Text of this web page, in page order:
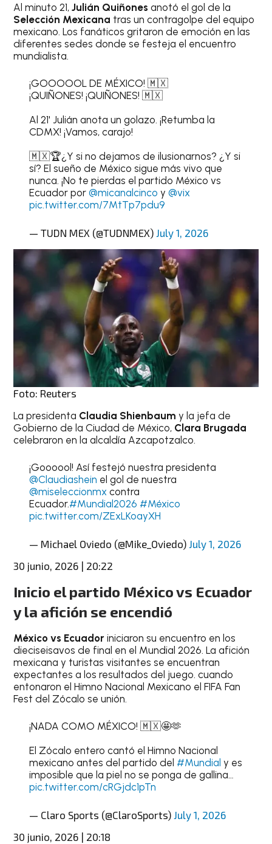
Al minuto 21,Julián Quiñones anotó el gol de la
Selección Mexicana tras un contragolpe del equipo
mexicano. Los fanáticos gritaron de emoción en las
diferentes sedes donde se festeja el encuentro
mundialista.
¡GOOOOOL DE MÉXICO! 🇲🇽
¡QUIÑONES! ¡QUIÑONES! 🇲🇽
Al 21' Julián anota un golazo. ¡Retumba la
CDMX! ¡Vamos, carajo!
🇲🇽🏆¿Y si no dejamos de ilusionarnos? ¿Y si
sí? El sueño de México sigue más vivo que
nunca. ¡No te pierdas el partido México vs
Ecuador por @micanalcinco y @vix
pic.twitter.com/7MtTp7pdu9
— TUDN MEX (@TUDNMEX) July 1, 2026
Foto: Reuters
La presidenta Claudia Shienbaum y la jefa de
Gobierno de la Ciudad de México, Clara Brugada
celebraron en la alcaldía Azcapotzalco.
¡Goooool! Así festejó nuestra presidenta
@Claudiashein el gol de nuestra
@miseleccionmxcontra
Ecuador.#Mundial2026 #México
pic.twitter.com/ZExLKoayXH
— Michael Oviedo (@Mike_Oviedo) July 1, 2026
30 junio, 2026 | 20:22
Inicio el partido México vs Ecuador
y la afición se encendió
México vs Ecuador iniciaron su encuentro en los
dieciseisavos de final en el Mundial 2026. La afición
mexicana y turistas visitantes se encuentran
expectantes a los resultados del juego. cuando
entonaron el Himno Nacional Mexicano el FIFA Fan
Fest del Zócalo se unión.
¡NADA COMO MÉXICO! 🇲🇽🤩🫶
El Zócalo entero cantó el Himno Nacional
mexicano antes del partido del #Mundial y es
imposible que la piel no se ponga de gallina…
pic.twitter.com/cRGjdc1pTn
— Claro Sports (@ClaroSports) July 1, 2026
30 junio, 2026 | 20:18